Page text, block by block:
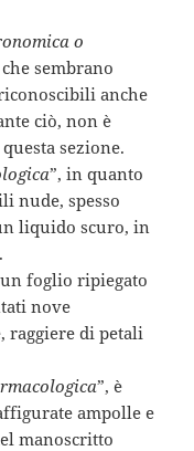
o
sembrano
anche
ciò, non è
sezione.
”, in quanto
nude, spesso
liquido scuro, in
foglio ripiegato
nove
raggiere di petali
”, è
ampolle e
manoscritto